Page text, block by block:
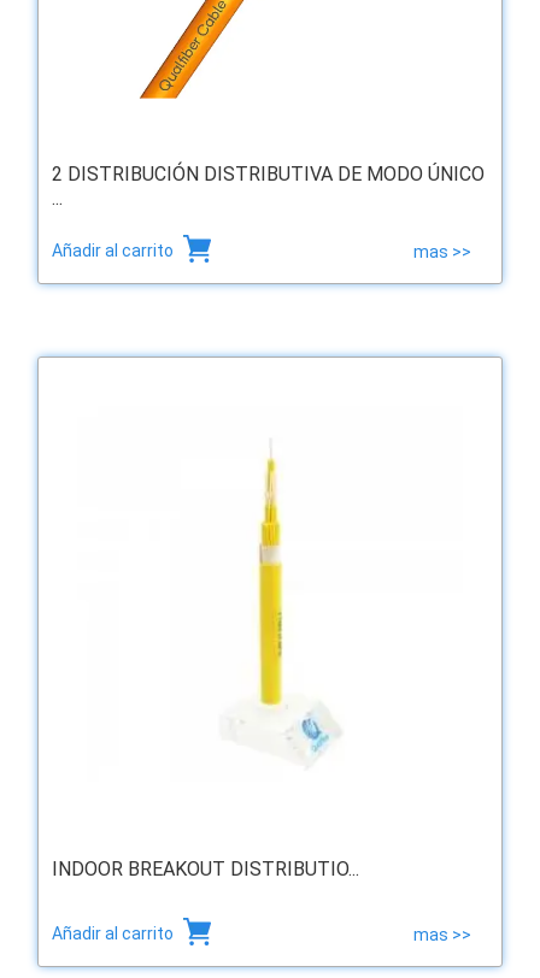
2 DISTRIBUCIÓN DISTRIBUTIVA DE MODO ÚNICO
...
Añadir al carrito mas >>
INDOOR BREAKOUT DISTRIBUTIO...
Añadir al carrito mas >>